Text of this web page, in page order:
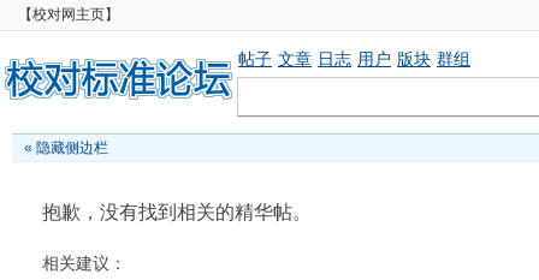
【校对网主页】
帖子 文章 日志 用户 版块 群组
« 隐藏侧边栏
抱歉，没有找到相关的精华帖。
相关建议：